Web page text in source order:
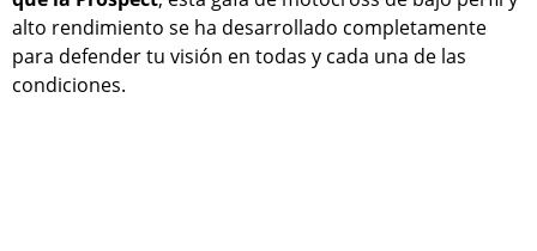
alto rendimiento se ha desarrollado completamente
para defender tu visión en todas y cada una de las
condiciones.